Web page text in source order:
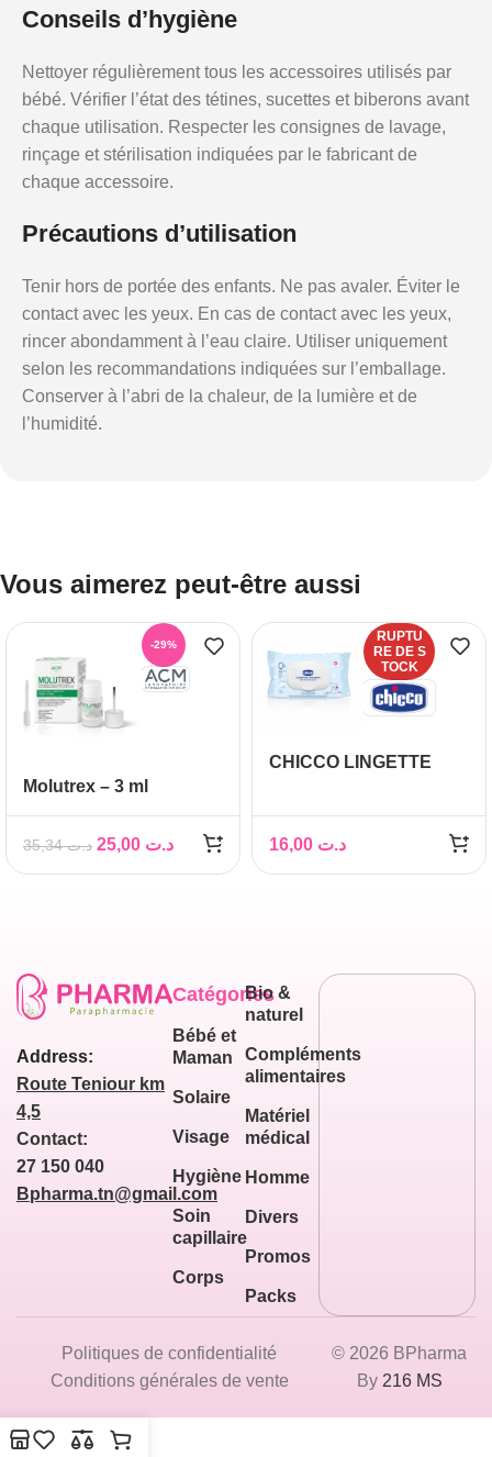
Conseils d’hygiène
Nettoyer régulièrement tous les accessoires utilisés par
bébé. Vérifier l’état des tétines, sucettes et biberons avant
chaque utilisation. Respecter les consignes de lavage,
rinçage et stérilisation indiquées par le fabricant de
chaque accessoire.
Précautions d’utilisation
Tenir hors de portée des enfants. Ne pas avaler. Éviter le
contact avec les yeux. En cas de contact avec les yeux,
rincer abondamment à l’eau claire. Utiliser uniquement
selon les recommandations indiquées sur l’emballage.
Conserver à l’abri de la chaleur, de la lumière et de
l’humidité.
Vous aimerez peut-être aussi
-29%
Molutrex – 3 ml
د.ت35,34 د.ت
RUPTU
RE DE S
TOCK
CHICCO LINGETTE
د.ت
Address:
Route Teniour km
4,5
Contact:
27 150 040
Bpharma.tn@gmail.com
Catégories
Bébé et
Maman
Solaire
Visage
Hygiène
Soin
capillaire
Corps
Bio &
naturel
Compléments
alimentaires
Matériel
médical
Homme
Divers
Promos
Packs
© 2026 BPharma
By 216 MS
Politiques de confidentialité
Conditions générales de vente